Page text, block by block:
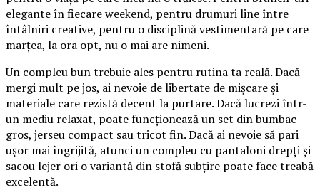
elegante în fiecare weekend, pentru drumuri line între
întâlniri creative, pentru o disciplină vestimentară pe care
marțea, la ora opt, nu o mai are nimeni.
Un compleu bun trebuie ales pentru rutina ta reală. Dacă
mergi mult pe jos, ai nevoie de libertate de mișcare și
materiale care rezistă decent la purtare. Dacă lucrezi într-
un mediu relaxat, poate funcționează un set din bumbac
gros, jerseu compact sau tricot fin. Dacă ai nevoie să pari
ușor mai îngrijită, atunci un compleu cu pantaloni drepți și
sacou lejer ori o variantă din stofă subțire poate face treabă
excelentă.